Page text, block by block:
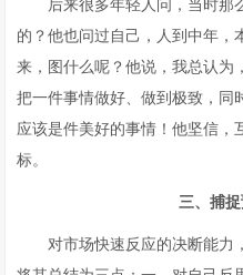
后来很多年轻人问，当时那
的？他也问过自己，人到中年，
来，图什么呢？他说，我总认为
把一件事情做好、做到极致，同
应该是件美好的事情！他坚信，
标。
三、 捕
对市场快速反应的决断能力